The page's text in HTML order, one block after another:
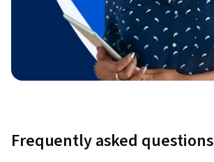
Frequently asked questions